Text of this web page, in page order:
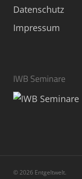
Datenschutz
Impressum
IWB Seminare
© 2026 Entgeltwelt.